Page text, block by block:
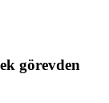
görevden